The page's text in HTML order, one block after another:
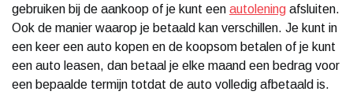
gebruiken bij de aankoop of je kunt een autolening afsluiten.
Ook de manier waarop je betaald kan verschillen. Je kunt in
een keer een auto kopen en de koopsom betalen of je kunt
een auto leasen, dan betaal je elke maand een bedrag voor
een bepaalde termijn totdat de auto volledig afbetaald is.